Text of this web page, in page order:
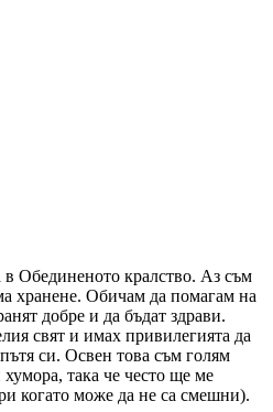
Обединеното кралство. Аз съм
хранене. Обичам да помагам на
добре и да бъдат здрави.
свят и имах привилегията да
си. Освен това съм голям
така че често ще ме
когато може да не са смешни).